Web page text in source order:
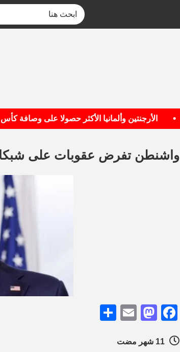
الأرجنتين وألمانيا الأكثر حصولا على وصافة كأس
واشنطن تفرض عقوبات على شبكات
Facebook
Mastodon
Email